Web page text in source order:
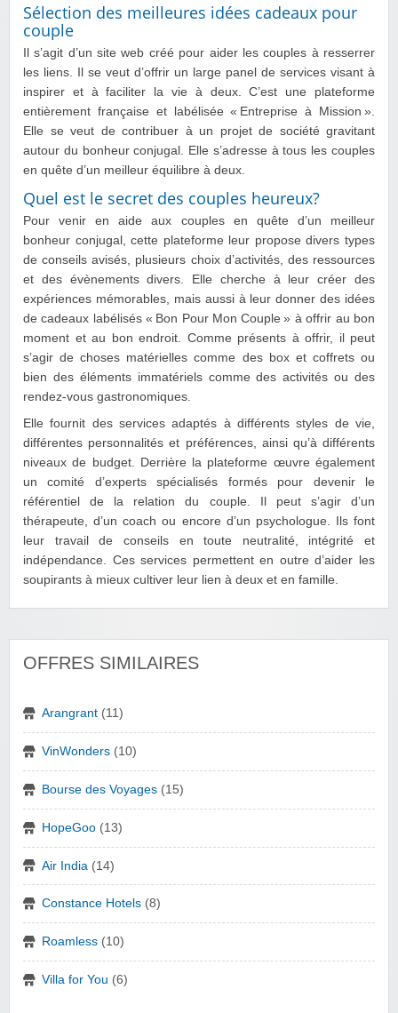
Sélection des meilleures idées cadeaux pour
couple
Il s’agit d’un site web créé pour aider les couples à resserrer
les liens. Il se veut d’offrir un large panel de services visant à
inspirer et à faciliter la vie à deux. C’est une plateforme
entièrement française et labélisée « Entreprise à Mission ».
Elle se veut de contribuer à un projet de société gravitant
autour du bonheur conjugal. Elle s’adresse à tous les couples
en quête d’un meilleur équilibre à deux.
Quel est le secret des couples heureux?
Pour venir en aide aux couples en quête d’un meilleur
bonheur conjugal, cette plateforme leur propose divers types
de conseils avisés, plusieurs choix d’activités, des ressources
et des évènements divers. Elle cherche à leur créer des
expériences mémorables, mais aussi à leur donner des idées
de cadeaux labélisés « Bon Pour Mon Couple » à offrir au bon
moment et au bon endroit. Comme présents à offrir, il peut
s’agir de choses matérielles comme des box et coffrets ou
bien des éléments immatériels comme des activités ou des
rendez-vous gastronomiques.
Elle fournit des services adaptés à différents styles de vie,
différentes personnalités et préférences, ainsi qu’à différents
niveaux de budget. Derrière la plateforme œuvre également
un comité d’experts spécialisés formés pour devenir le
référentiel de la relation du couple. Il peut s’agir d’un
thérapeute, d’un coach ou encore d’un psychologue. Ils font
leur travail de conseils en toute neutralité, intégrité et
indépendance. Ces services permettent en outre d’aider les
soupirants à mieux cultiver leur lien à deux et en famille.
OFFRES SIMILAIRES
Arangrant (11)
VinWonders (10)
Bourse des Voyages (15)
HopeGoo (13)
Air India (14)
Constance Hotels (8)
Roamless (10)
Villa for You (6)